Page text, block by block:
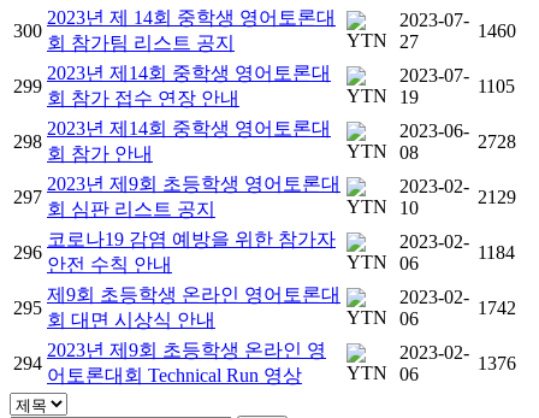
300
2023년 제 14회 중학생 영어토론대
회 참가팀 리스트 공지
2023-07-
27
1460
299
2023년 제14회 중학생 영어토론대
회 참가 접수 연장 안내
2023-07-
19
1105
298
2023년 제14회 중학생 영어토론대
회 참가 안내
2023-06-
08
2728
297
2023년 제9회 초등학생 영어토론대
회 심판 리스트 공지
2023-02-
10
2129
296
코로나19 감염 예방을 위한 참가자
안전 수칙 안내
2023-02-
06
1184
295
제9회 초등학생 온라인 영어토론대
회 대면 시상식 안내
2023-02-
06
1742
294
2023년 제9회 초등학생 온라인 영
어토론대회 Technical Run 영상
2023-02-
06
1376